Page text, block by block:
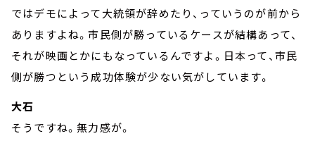
ではデモによって大統領が辞めたり、っていうのが前から
ありますよね。市民側が勝っているケースが結構あって、
それが映画とかにもなっているんですよ。日本って、市民
側が勝つという成功体験が少ない気がしています。
大石
そうですね。無力感が。